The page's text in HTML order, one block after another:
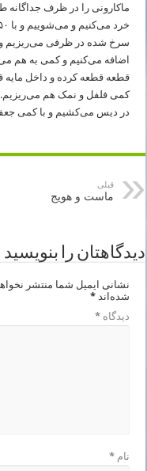
ماکارونی را در ظرف جداگانه
سرخ شده در ظرفی می‌ریزیم
اضافه می‌کنیم و کمی به هم
قطعه قطعه کرده و داخل مایه
کمی فلفل و نمک هم می‌ریزیم.
در دیس می‌کشیم و با کمی
قبلی
ماست و هویج
دیدگاهتان را بنویسید
نشانی ایمیل شما منتشر
شده‌اند*
دیدگاه*
نام*